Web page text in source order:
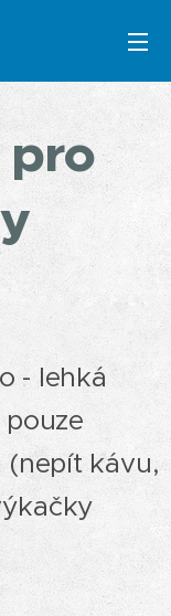
pro
- lehká
kávu,